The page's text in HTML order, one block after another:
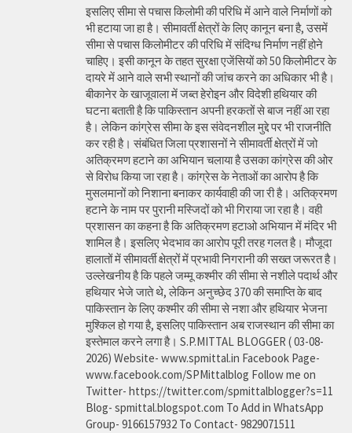
इसलिए सीमा से पचास किलोमी की परिधि में आने वाले निर्माणों को
भी हटाया जा हा है। सीमावर्ती क्षेत्रों के लिए कानून बना है, उसमें
सीमा से पचास किलोमीटर की परिधि में संदिग्ध निर्माण नहीं होने
चाहिए। इसी कानून के तहत सुरक्षा एजेंसियों को 50 किलोमीटर के
दायरे में आने वाले सभी स्थानों की जांच करने का अधिकार भी है।
बीकानेर के खाजूवाला में जब्त हेरोइन और विदेशी हथियार की
घटना बताती है कि पाकिस्तान अपनी हरकतों से बाज नहीं आ रहा
है। लेकिन कांग्रेस सीमा के इस संवेदनशील मुद्दे पर भी राजनीति
कर रही है। संबंधित जिला प्रशासनों ने सीमावर्ती क्षेत्रों में जो
अतिक्रमण हटाने का अभियान चलाया है उसका कांग्रेस की ओर
से विरोध किया जा रहा है। कांग्रेस के नेताओं का आरोप है कि
मुसलमानों को निशाना बनाकर कार्यवाही की जा री है। अतिक्रमण
हटाने के नाम पर पुरानी मस्जिदों को भी गिराया जा रहा है। वही
प्रशासन का कहना है कि अतिक्रमण हटाओ अभियान में मंदिर भी
शामिल है। इसलिए भेदभाव का आरोप पूरी तरह गलत है। मौजूदा
हालातों में सीमावर्ती क्षेत्रों में प्रभावी निगरानी की सख्त जरूरत है।
उल्लेखनीय है कि पहले जम्मू कश्मीर की सीमा से नशीले पदार्थ और
हथियार भेजे जाते थे, लेकिन अनुच्छेद 370 की समाप्ति के बाद
पाकिस्तान के लिए कश्मीर की सीमा से नशा और हथियार भेजना
मुश्किल हो गया है, इसलिए पाकिस्तान अब राजस्थान की सीमा का
इस्तेमाल करने लगा है। S.P.MITTAL BLOGGER ( 03-08-
2026) Website- www.spmittal.in Facebook Page-
www.facebook.com/SPMittalblog Follow me on
Twitter- https://twitter.com/spmittalblogger?s=11
Blog- spmittal.blogspot.com To Add in WhatsApp
Group- 9166157932 To Contact- 9829071511